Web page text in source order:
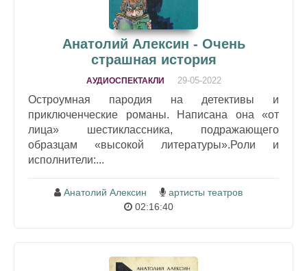
Анатолий Алексин - Очень
страшная история
АУДИОСПЕКТАКЛИ 29-05-2022
Остроумная пародия на детективы и
приключенческие романы. Написана она «от
лица» шестиклассника, подражающего
образцам «высокой литературы».Роли и
исполнители:...
Анатолий Алексин
артисты театров
02:16:40